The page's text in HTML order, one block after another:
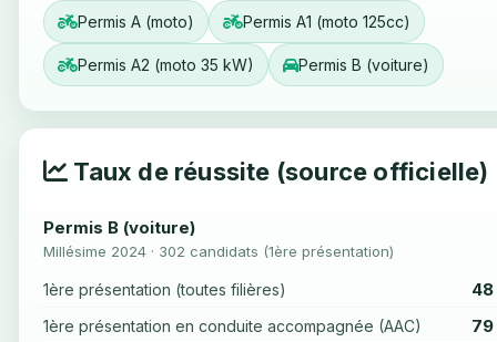
Permis A (moto) Permis A1 (moto 125cc)
Permis A2 (moto 35 kW) Permis B (voiture)
Taux de réussite (source officielle)
Permis B (voiture)
Millésime 2024 · 302 candidats (1ère présentation)
1ère présentation (toutes filières) 48
1ère présentation en conduite accompagnée (AAC) 79